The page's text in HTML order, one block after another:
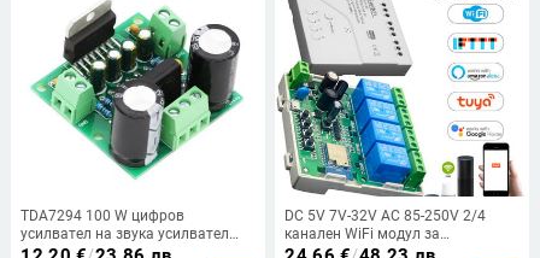
TDA7294 100 W цифров
усилвател на звука усилвател
Mono HiFi Fever Level аудио
DC 5V 7V-32V AC 85-250V 2/4
канален WiFi модул за
дистанционно управление